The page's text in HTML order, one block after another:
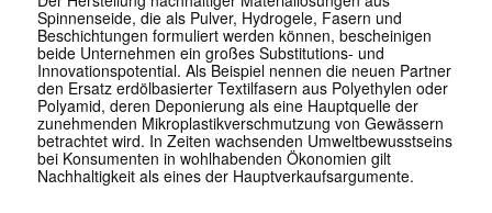
Spinnenseide, die als Pulver, Hydrogele, Fasern und
Beschichtungen formuliert werden können, bescheinigen
beide Unternehmen ein großes Substitutions- und
Innovationspotential. Als Beispiel nennen die neuen Partner
den Ersatz erdölbasierter Textilfasern aus Polyethylen oder
Polyamid, deren Deponierung als eine Hauptquelle der
zunehmenden Mikroplastikverschmutzung von Gewässern
betrachtet wird. In Zeiten wachsenden Umweltbewusstseins
bei Konsumenten in wohlhabenden Ökonomien gilt
Nachhaltigkeit als eines der Hauptverkaufsargumente.